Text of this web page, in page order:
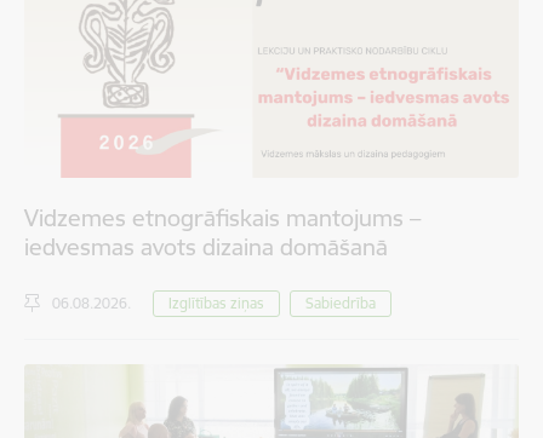
Vidzemes etnogrāfiskais mantojums –
iedvesmas avots dizaina domāšanā
06.08.2026. Izglītības ziņas Sabiedrība